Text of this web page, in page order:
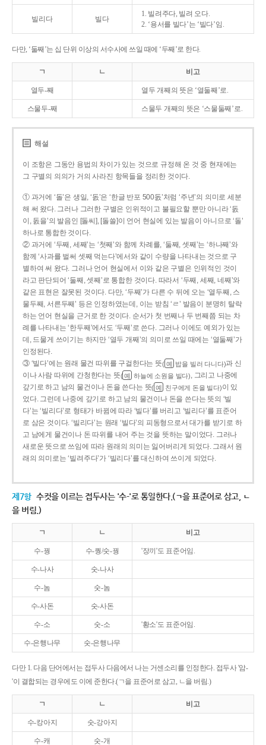
빌리다 빌다
1. 빌려주다, 빌려 오다.
2. ‘용서를 빌다’는 ‘빌다’임.
다만, ‘둘째’는 십 단위 이상의 서수사에 쓰일 때에 ‘두째’로 한다.
ㄱ ㄴ 비고
열두-째 열두 개째의 뜻은 ‘열둘째’로.
스물두-째 스물두 개째의 뜻은 ‘스물둘째’로.
해설
이 조항은 그동안 용법의 차이가 있는 것으로 규정해 온 것 중 현재에는
그 구별의 의의가 거의 사라진 항목들을 정리한 것이다.
① 과거에 ‘돌’은 생일, ‘돐’은 ‘한글 반포 500돐’처럼 ‘주년’의 의미로 세분
해 써 왔다. 그러나 그러한 구별은 인위적이고 불필요할 뿐만 아니라 ‘돐
이, 돐을’의 발음인 [돌씨], [돌쓸]이 언어 현실에 있는 발음이 아니므로 ‘돌’
하나로 통합한 것이다.
② 과거에 ‘두째, 세째’는 ‘첫째’와 함께 차례를, ‘둘째, 셋째’는 ‘하나째’와
함께 ‘사과를 벌써 셋째 먹는다’에서와 같이 수량을 나타내는 것으로 구
별하여 써 왔다. 그러나 언어 현실에서 이와 같은 구별은 인위적인 것이
라고 판단되어 ‘둘째, 셋째’로 통합한 것이다. 따라서 ‘두째, 세째, 네째’와
같은 표현은 잘못된 것이다. 다만, ‘두째’가 다른 수 뒤에 오는 ‘열두째, 스
물두째, 서른두째’ 등은 인정하였는데, 이는 받침 ‘ㄹ’ 발음이 분명히 탈락
하는 언어 현실을 근거로 한 것이다. 순서가 첫 번째나 두 번째쯤 되는 차
례를 나타내는 ‘한두째’에서도 ‘두째’로 쓴다. 그러나 이에도 예외가 있는
데, 드물게 쓰이기는 하지만 ‘열두 개째’의 의미로 쓰일 때에는 ‘열둘째’가
인정된다.
③ ‘빌다’에는 원래 물건 따위를 구걸한다는 뜻( 예 밥을 빌러 다니다)과 신
이나 사람 따위에 간청한다는 뜻( 예 하늘에 소원을 빌다), 그리고 나중에
갚기로 하고 남의 물건이나 돈을 쓴다는 뜻( 예 친구에게 돈을 빌다)이 있
었다. 그런데 나중에 갚기로 하고 남의 물건이나 돈을 쓴다는 뜻의 ‘빌
다’는 ‘빌리다’로 형태가 바뀜에 따라 ‘빌다’를 버리고 ‘빌리다’를 표준어
로 삼은 것이다. ‘빌리다’는 원래 ‘빌다’의 피동형으로서 대가를 받기로 하
고 남에게 물건이나 돈 따위를 내어 주는 것을 뜻하는 말이었다. 그러나
새로운 뜻으로 쓰임에 따라 원래의 의미는 잃어버리게 되었다. 그래서 원
래의 의미로는 ‘빌려주다’가 ‘빌리다’를 대신하여 쓰이게 되었다.
제7항 수컷을 이르는 접두사는 '수-'로 통일한다.(ㄱ을 표준어로 삼고, ㄴ
을 버림.)
ㄱ ㄴ 비고
수-꿩 수-퀑/숫-꿩 '장끼'도 표준어임.
수-나사 숫-나사
수-놈 숫-놈
수-사돈 숫-사돈
수-소 숫-소 '황소'도 표준어임.
수-은행나무 숫-은행나무
다만 1. 다음 단어에서는 접두사 다음에서 나는 거센소리를 인정한다. 접두사 '암-
'이 결합되는 경우에도 이에 준한다.(ㄱ을 표준어로 삼고, ㄴ을 버림.)
ㄱ ㄴ 비고
수-캉아지 숫-강아지
수-캐 숫-개